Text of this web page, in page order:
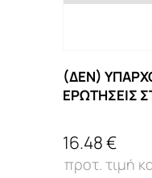
(ΔΕΝ)
ΕΡΩΤΗΣΕΙΣ
16.48 €